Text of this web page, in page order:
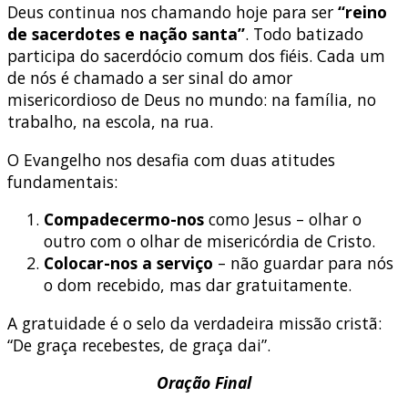
Deus continua nos chamando hoje para ser “reino
de sacerdotes e nação santa”. Todo batizado
participa do sacerdócio comum dos fiéis. Cada um
de nós é chamado a ser sinal do amor
misericordioso de Deus no mundo: na família, no
trabalho, na escola, na rua.
O Evangelho nos desafia com duas atitudes
fundamentais:
Compadecermo-nos como Jesus – olhar o
outro com o olhar de misericórdia de Cristo.
Colocar-nos a serviço – não guardar para nós
o dom recebido, mas dar gratuitamente.
A gratuidade é o selo da verdadeira missão cristã:
“De graça recebestes, de graça dai”.
Oração Final